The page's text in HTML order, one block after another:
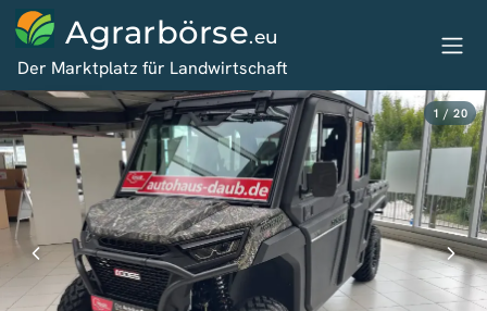
Agrarbörse.eu
Der Marktplatz für Landwirtschaft
1 / 20